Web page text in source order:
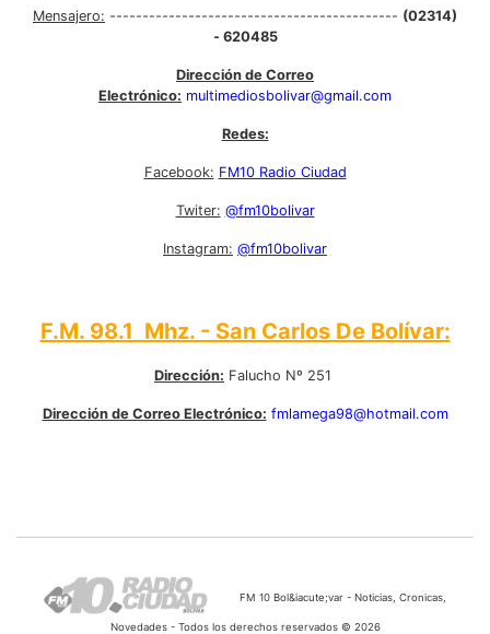
Mensajero: -------------------------------------------- (02314)
- 620485
Dirección de Correo
Electrónico: multimediosbolivar@gmail.com
Redes:
Facebook: FM10 Radio Ciudad
Twiter: @fm10bolivar
Instagram: @fm10bolivar
F.M. 98.1 Mhz. - San Carlos De Bolívar:
Dirección: Falucho Nº 251
Dirección de Correo Electrónico: fmlamega98@hotmail.com
FM 10 Bol&iacute;var - Noticias, Cronicas,
Novedades - Todos los derechos reservados © 2026